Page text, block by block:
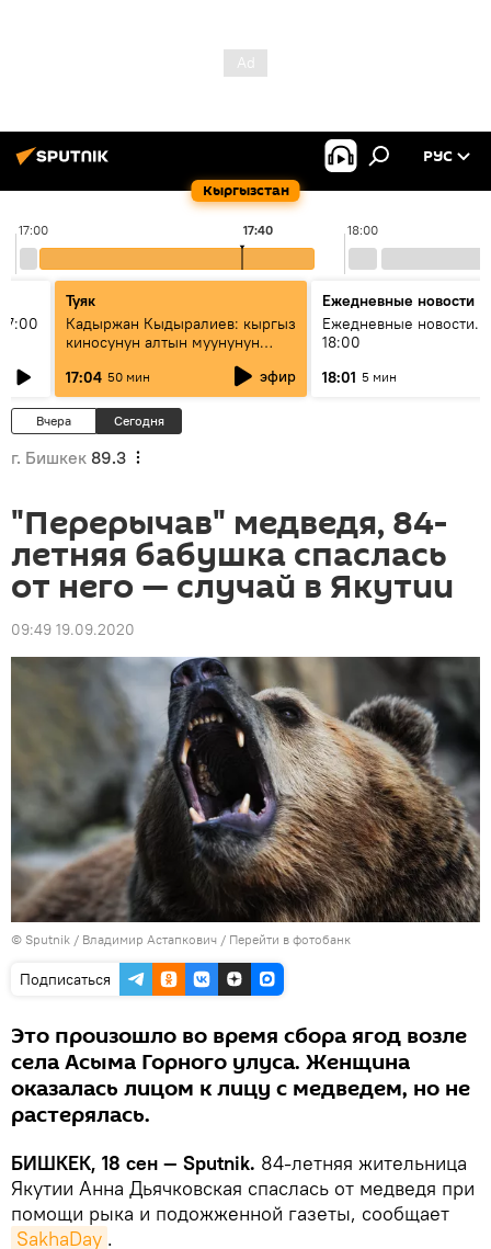
Кыргызстан
РУС
17:00 18:00
17:40
Туяк
Кадыржан Кыдыралиев: кыргыз
киносунун алтын муунунун
17:04 50 мин эфир
Ежедневные новости
Ежедневные новости.
18:00
18:01 5 мин
Вчера Сегодня
г. Бишкек 89.3
"Перерычав" медведя, 84-
летняя бабушка спаслась
от него — случай в Якутии
09:49 19.09.2020
© Sputnik / Владимир Астапкович / Перейти в фотобанк
Подписаться
Это произошло во время сбора ягод возле
села Асыма Горного улуса. Женщина
оказалась лицом к лицу с медведем, но не
растерялась.
БИШКЕК, 18 сен — Sputnik. 84-летняя жительница
Якутии Анна Дьячковская спаслась от медведя при
помощи рыка и подожженной газеты, сообщает
SakhaDay .